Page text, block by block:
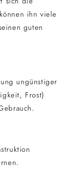
ihn viele
guten
ungünstiger
Frost)